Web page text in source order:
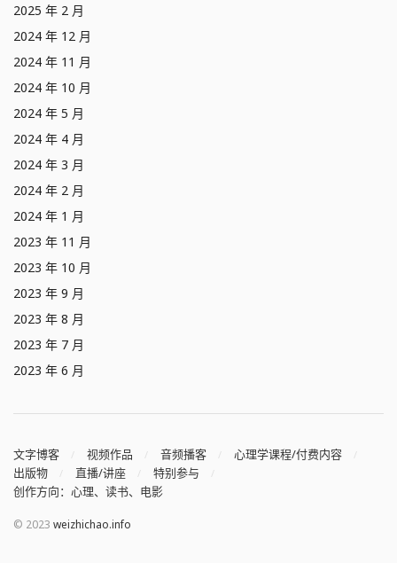
2025 年 2 月
2024 年 12 月
2024 年 11 月
2024 年 10 月
2024 年 5 月
2024 年 4 月
2024 年 3 月
2024 年 2 月
2024 年 1 月
2023 年 11 月
2023 年 10 月
2023 年 9 月
2023 年 8 月
2023 年 7 月
2023 年 6 月
文字博客 视频作品 音频播客
心理学课程/付费内容
出版物
直播/讲座
特别参与
创作方向：心理、读书、电影
© 2023 weizhichao.info